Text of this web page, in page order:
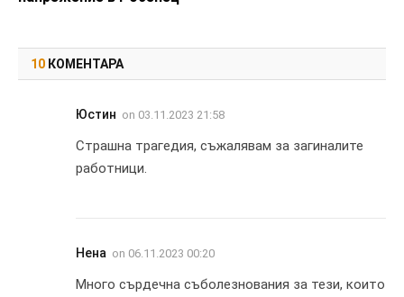
10 КОМЕНТАРА
Юстин on 03.11.2023 21:58
Страшна трагедия, съжалявам за загиналите
работници.
Нена on 06.11.2023 00:20
Много сърдечна съболезнования за тези, които